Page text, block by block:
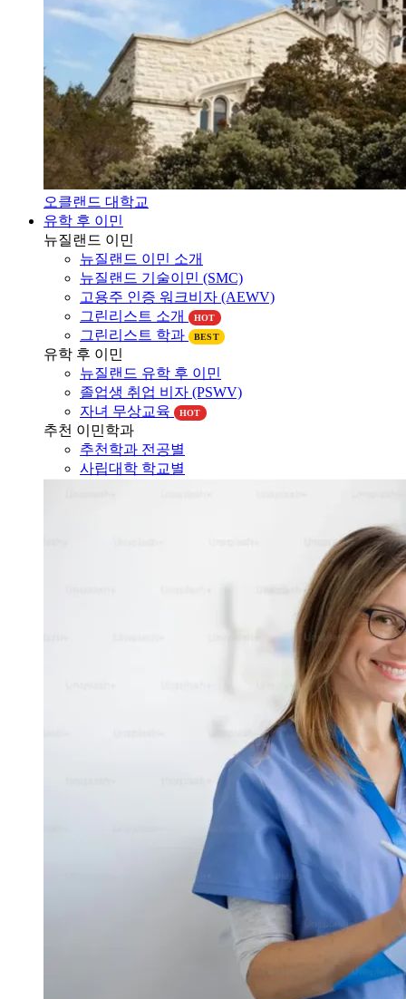
오클랜드 대학교
유학 후 이민
뉴질랜드 이민
뉴질랜드 이민 소개
뉴질랜드 기술이민 (SMC)
고용주 인증 워크비자 (AEWV)
그린리스트 소개
HOT
그린리스트 학과 BEST
유학 후 이민
뉴질랜드 유학 후 이민
졸업생 취업 비자 (PSWV)
자녀 무상교육
HOT
추천 이민학과
추천학과 전공별
사립대학 학교별